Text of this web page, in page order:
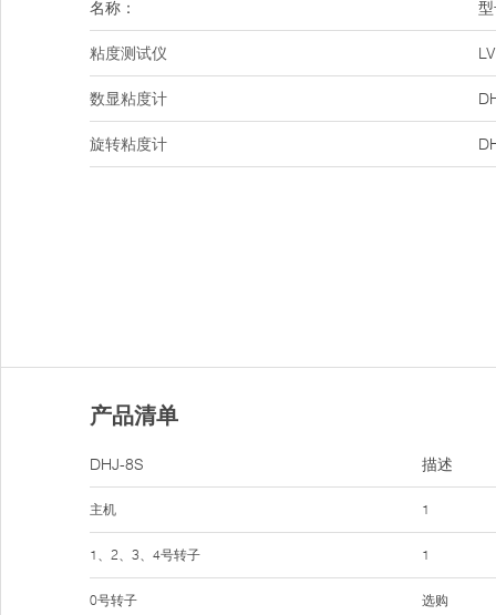
名称：
粘度测试仪
数显粘度计
旋转粘度计
产品清单
DHJ-8S
主机
1、2、3、4号转子
0号转子
描述
1
1
选购